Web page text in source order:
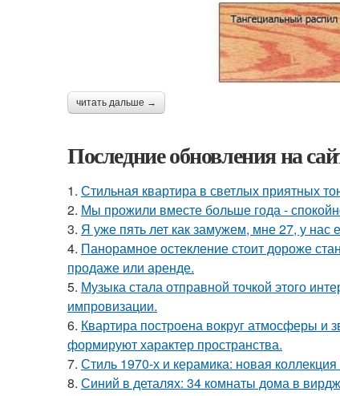
читать дальше →
Последние обновления на
1. Стильная квартира в светлых приятных
2. Мы прожили вместе больше года -
3. Я уже пять лет как замужем, мне 27, у нас
4. Панорамное остекление стоит дороже
продаже или аренде.
5. Музыка стала отправной точкой этого
импровизации.
6. Квартира построена вокруг атмосферы и
формируют характер пространства.
7. Стиль 1970-х и керамика: новая
8. Синий в деталях: 34 комнаты дома в